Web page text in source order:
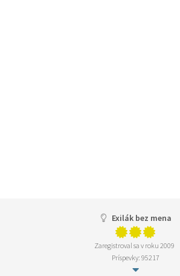
Exilák bez mena
Zaregistroval sa v roku 2009
Príspevky: 95217